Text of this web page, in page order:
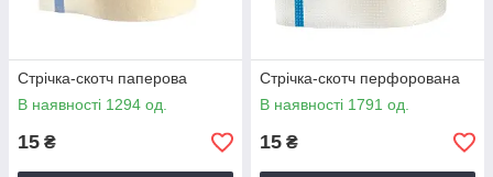
Стрічка-скотч паперова
В наявності 1294 од.
15 ₴
Стрічка-скотч перфорована
В наявності 1791 од.
15 ₴